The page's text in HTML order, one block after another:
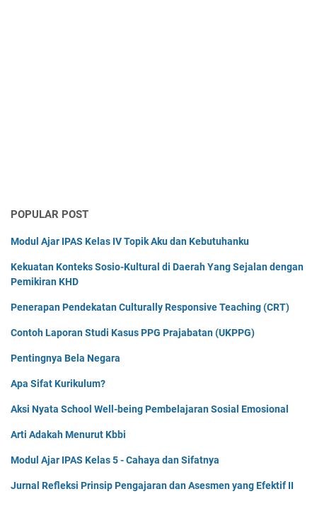
POPULAR POST
Modul Ajar IPAS Kelas IV Topik Aku dan Kebutuhanku
Kekuatan Konteks Sosio-Kultural di Daerah Yang Sejalan dengan
Pemikiran KHD
Penerapan Pendekatan Culturally Responsive Teaching (CRT)
Contoh Laporan Studi Kasus PPG Prajabatan (UKPPG)
Pentingnya Bela Negara
Apa Sifat Kurikulum?
Aksi Nyata School Well-being Pembelajaran Sosial Emosional
Arti Adakah Menurut Kbbi
Modul Ajar IPAS Kelas 5 - Cahaya dan Sifatnya
Jurnal Refleksi Prinsip Pengajaran dan Asesmen yang Efektif II